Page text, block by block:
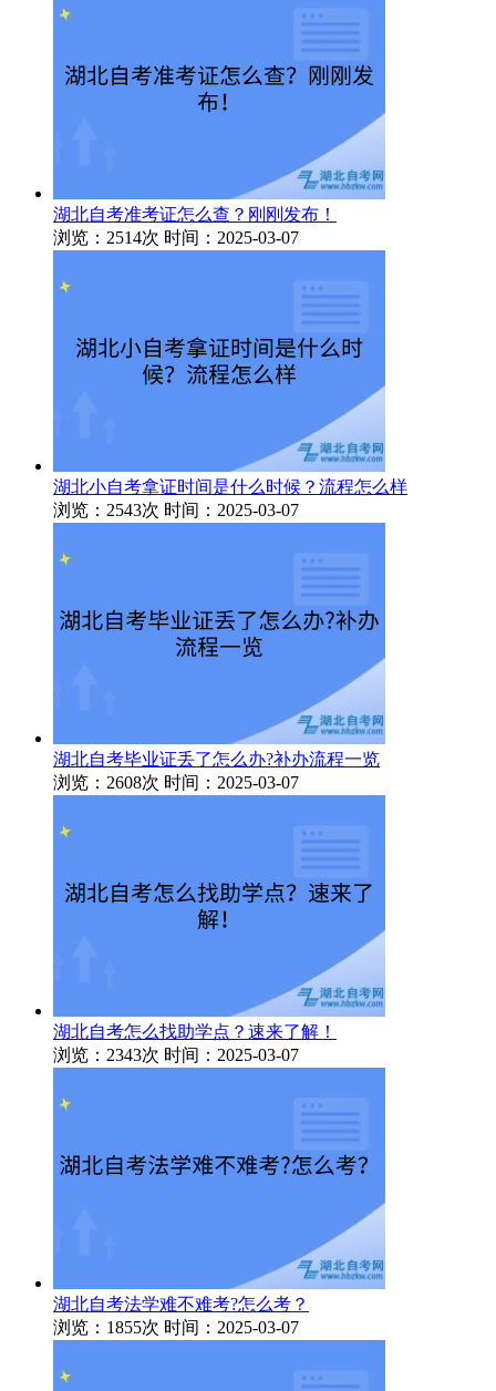
湖北自考准考证怎么查？刚刚发布！
浏览：2514次 时间：2025-03-07
湖北小自考拿证时间是什么时候？流程怎么样
浏览：2543次 时间：2025-03-07
湖北自考毕业证丢了怎么办?补办流程一览
浏览：2608次 时间：2025-03-07
湖北自考怎么找助学点？速来了解！
浏览：2343次 时间：2025-03-07
湖北自考法学难不难考?怎么考？
浏览：1855次 时间：2025-03-07